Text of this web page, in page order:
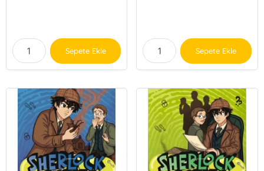
Sepete Ekle Sepete Ekle